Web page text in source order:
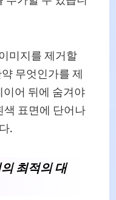
미지를 제거할
무엇인가를 제
이어 뒤에 숨겨야
색 표면에 단어나
.
최적의 대